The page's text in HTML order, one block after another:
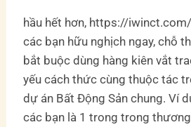
hầu hết hơn, https://
các bạn hữu nghịch ngay, chỗ
bắt buộc dùng hàng kiên vắt
yếu cách thức cùng thuộc tác
dự án Bất Động Sản chung. Ví
các bạn là 1 trong trong